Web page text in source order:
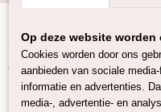
Home>Garen>Merken>
12 Kleuren
Garen
Op deze website
Cookies worden door ons
aanbieden van sociale
informatie en advertenties.
media-, advertentie- en